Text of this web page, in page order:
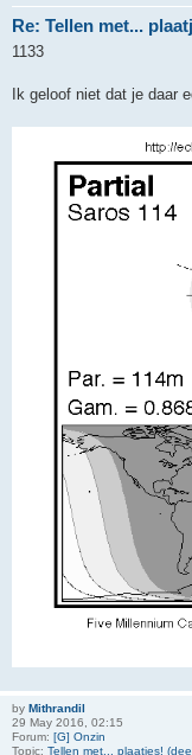
Re: Tellen met...
1133
Ik geloof niet dat je daar
by Mithrandil
29 May 2016, 02:15
Forum: [G] Onzin
Topic: Tellen met... plaatjes!